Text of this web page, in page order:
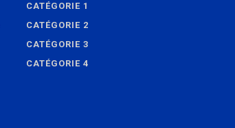
CATÉGORIE 1
CATÉGORIE 2
CATÉGORIE 3
CATÉGORIE 4